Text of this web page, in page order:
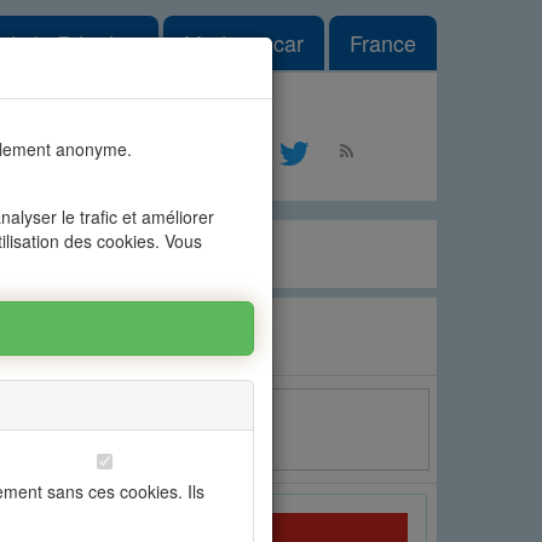
anonyme.
le trafic et améliorer
des cookies. Vous
sans ces cookies. Ils
la Réunion Madagascar France